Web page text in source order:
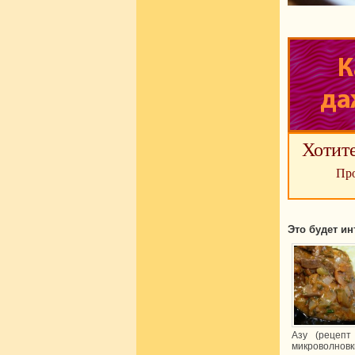
Это будет
Азу